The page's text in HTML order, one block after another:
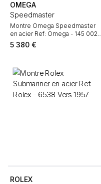
OMEGA
Speedmaster
Montre Omega Speedmaster
en acier Ref: Omega - 145 0022
Vers 1980
5 380 €
ROLEX